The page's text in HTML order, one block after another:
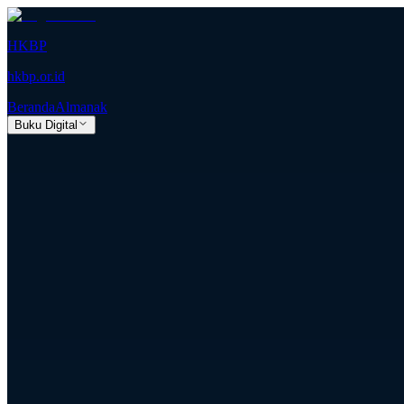
HKBP
hkbp.or.id
BerandaAlmanak
Buku Digital